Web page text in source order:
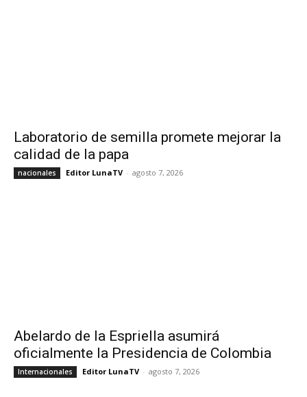
Laboratorio de semilla promete mejorar la
calidad de la papa
nacionales Editor LunaTV - agosto 7, 2026
Abelardo de la Espriella asumirá
oficialmente la Presidencia de Colombia
Internacionales Editor LunaTV - agosto 7, 2026